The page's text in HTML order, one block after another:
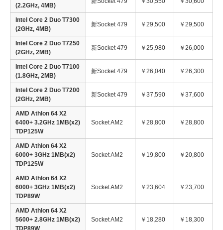
(2.2GHz, 4MB)
Intel Core 2 Duo T7300
(2GHz, 4MB)
新Socket 479 ￥29,500 ￥29,500
Intel Core 2 Duo T7250
(2GHz, 2MB)
新Socket 479 ￥25,980 ￥26,000
Intel Core 2 Duo T7100
(1.8GHz, 2MB)
新Socket 479 ￥26,040 ￥26,300
Intel Core 2 Duo T7200
(2GHz, 2MB)
新Socket 479 ￥37,590 ￥37,600
AMD Athlon 64 X2
6400+ 3.2GHz 1MB(x2)
TDP125W
Socket AM2 ￥28,800 ￥28,800
AMD Athlon 64 X2
6000+ 3GHz 1MB(x2)
TDP125W
Socket AM2 ￥19,800 ￥20,800
AMD Athlon 64 X2
6000+ 3GHz 1MB(x2)
TDP89W
Socket AM2 ￥23,604 ￥23,700
AMD Athlon 64 X2
5600+ 2.8GHz 1MB(x2)
Socket AM2 ￥18,280 ￥18,300